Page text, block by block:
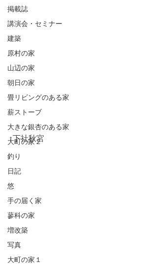
掲載誌
講演会・セミナー
建築
原村の家
山辺の家
朝日の家
畳リビングのある家
薪ストーブ
大きな銀杏のある家
大町の家２
釣り
日記
悠
手の届く家
蓼科の家
増改築
写真
大町の家１
↑下社秋宮